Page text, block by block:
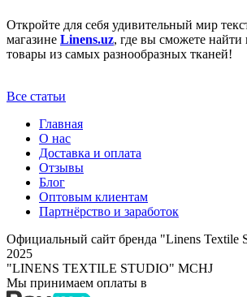
Откройте для себя удивительный мир
магазине Linens.uz, где вы сможете найти
товары из самых разнообразных тканей!
Все статьи
Главная
О нас
Доставка и оплата
Отзывы
Блог
Оптовым клиентам
Партнёрство и заработок
Официальный сайт бренда "Linens Textile
2025
"LINENS TEXTILE STUDIO" MCHJ
Мы принимаем оплаты в